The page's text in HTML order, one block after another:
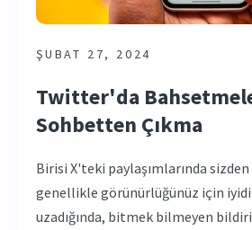
ŞUBAT 27, 2024
Twitter'da
Sohbetten Çıkma
Birisi X'teki paylaşımlarında
genellikle görünürlüğünüz için
uzadığında, bitmek bilmeyen